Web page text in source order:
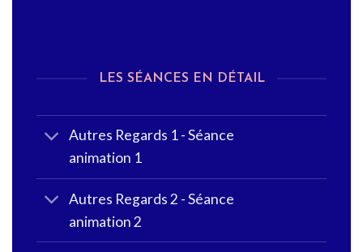
LES SÉANCES EN DÉTAIL
Autres Regards 1 - Séance
animation 1
Autres Regards 2 - Séance
animation 2